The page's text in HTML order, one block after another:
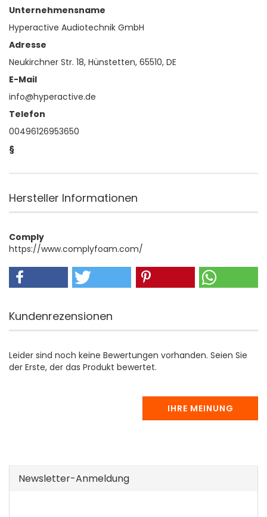
Unternehmensname
Hyperactive Audiotechnik GmbH
Adresse
Neukirchner Str. 18, Hünstetten, 65510, DE
E-Mail
info@hyperactive.de
Telefon
00496126953650
§
Hersteller Informationen
Comply
https://www.complyfoam.com/
Kundenrezensionen
Leider sind noch keine Bewertungen vorhanden. Seien Sie
der Erste, der das Produkt bewertet.
IHRE MEINUNG
Newsletter-Anmeldung